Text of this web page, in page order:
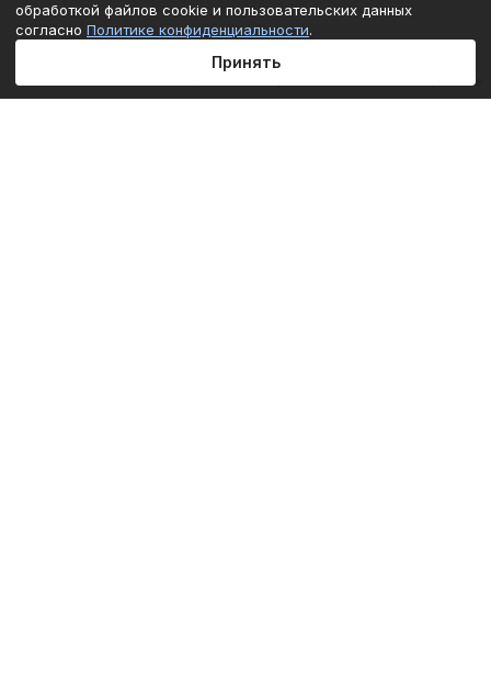
Сравнение
обработкой файлов cookie и пользовательских данных
согласно Политике конфиденциальности.
Принять